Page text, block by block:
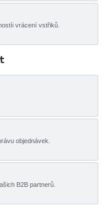
vrácení vstřiků.
objednávek.
B2B partnerů.